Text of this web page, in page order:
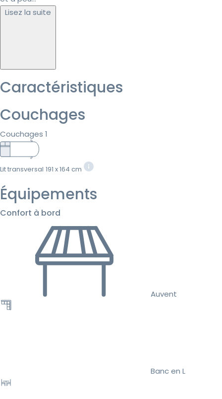
Lisez la suite
Caractéristiques
Couchages
Couchages 1
Lit transversal 191 x 164 cm
Équipements
Confort à bord
Auvent
Banc en L